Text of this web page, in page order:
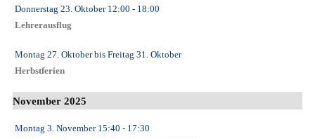
Donnerstag 23. Oktober12:00 - 18:00
Lehrerausflug
Montag 27. Oktoberbis Freitag 31. Oktober
Herbstferien
November 2025
Montag 3. November15:40 - 17:30